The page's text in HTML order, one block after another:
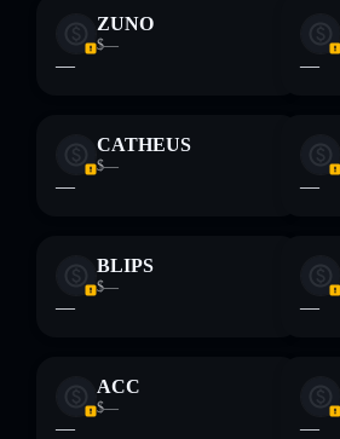
ZUNO
$—
— —
CATHEUS
$—
— —
BLIPS
$—
— —
ACC
$—
— —